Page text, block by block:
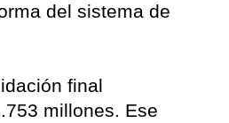
del sistema de
final
millones. Ese